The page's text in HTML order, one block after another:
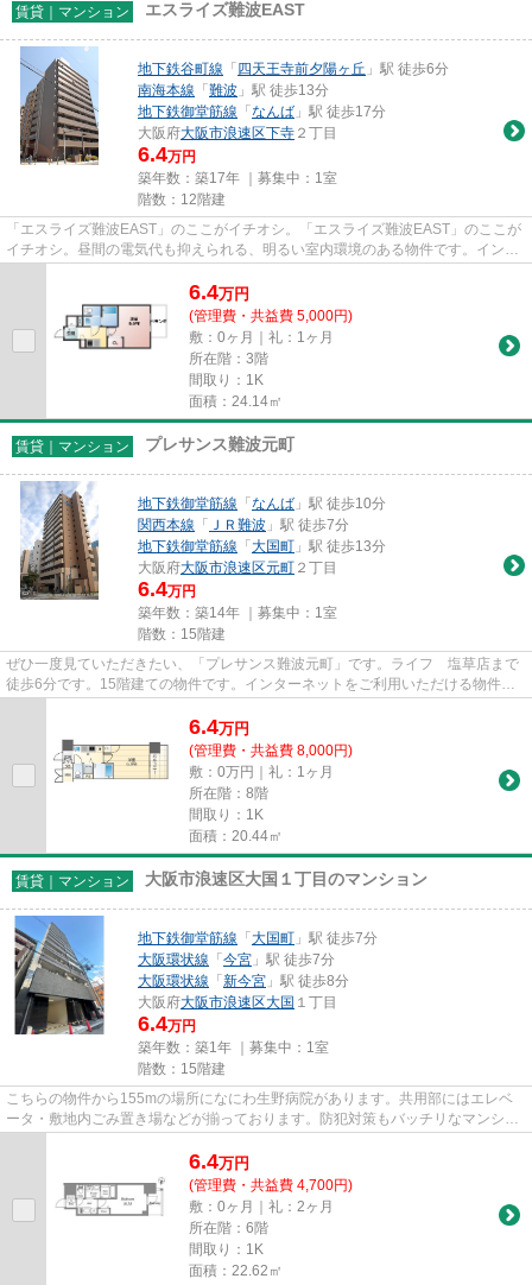
賃貸｜マンション エスライズ難波EAST
地下鉄谷町線 「 四天王寺前夕陽ヶ丘 」駅 徒歩6分
南海本線 「 難波 」駅 徒歩13分
地下鉄御堂筋線 「 なんば 」駅 徒歩17分
大阪府大阪市浪速区下寺 ２丁目
6.4万円
築年数：築17年 ｜募集中： 1室
階数：12階建
「エスライズ難波EAST」のここがイチオシ。「エスライズ難波EAST」のここが
イチオシ。昼間の電気代も抑えられる、明るい室内環境のある物件です。インタ
6.4万円
(管理費・共益費 5,000円)
敷：0ヶ月｜礼：1ヶ月
所在階：3階
間取り：1K
面積：24.14㎡
賃貸｜マンション プレサンス難波元町
地下鉄御堂筋線 「 なんば 」駅 徒歩10分
関西本線 「 ＪＲ難波 」駅 徒歩7分
地下鉄御堂筋線 「 大国町 」駅 徒歩13分
大阪府大阪市浪速区元町 ２丁目
6.4万円
築年数：築14年 ｜募集中： 1室
階数：15階建
ぜひ一度見ていただきたい、「プレサンス難波元町」です。ライフ 塩草店まで
徒歩6分です。15階建ての物件です。インターネットをご利用いただける物件で
6.4万円
(管理費・共益費 8,000円)
敷：0万円｜礼：1ヶ月
所在階：8階
間取り：1K
面積：20.44㎡
賃貸｜マンション 大阪市浪速区大国１丁目のマンション
地下鉄御堂筋線 「 大国町 」駅 徒歩7分
大阪環状線 「 今宮 」駅 徒歩7分
大阪環状線 「 新今宮 」駅 徒歩8分
大阪府大阪市浪速区大国 １丁目
6.4万円
築年数：築1年 ｜募集中： 1室
階数：15階建
こちらの物件から155mの場所になにわ生野病院があります。共用部にはエレベ
ータ・敷地内ごみ置き場などが揃っております。防犯対策もバッチリなマンショ
6.4万円
(管理費・共益費 4,700円)
敷：0ヶ月｜礼：2ヶ月
所在階：6階
間取り：1K
面積：22.62㎡